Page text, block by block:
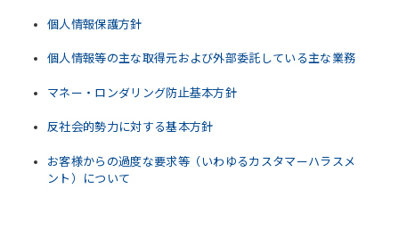
個人情報保護方針
個人情報等の主な取得元および外部委託している主な業務
マネー・ロンダリング防止基本方針
反社会的勢力に対する基本方針
お客様からの過度な要求等（いわゆるカスタマーハラスメ
ント）について